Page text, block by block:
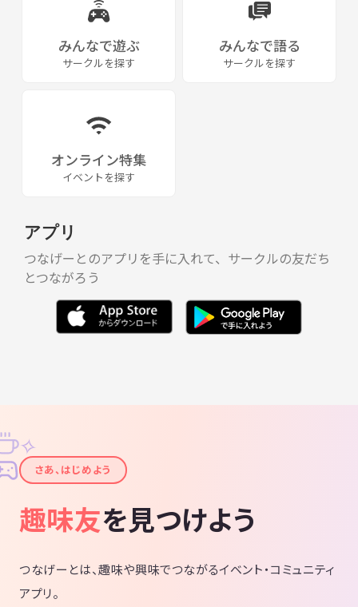
みんなで遊ぶ
サークルを探す
みんなで語る
サークルを探す
オンライン特集
イベントを探す
アプリ
つなげーとのアプリを手に入れて、サークルの友だち
とつながろう
✦
✧
さあ、はじめよう
趣味友を見つけよう
つなげーとは、趣味や興味でつながるイベント・コミュニティ
アプリ。